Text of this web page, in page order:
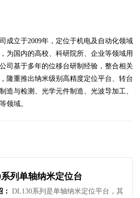
成立于2009年，定位于机电及自动化领域
为国内的高校、科研院所、企业等领域用
司基于多年的位移台研制经验，整合相关
隆重推出纳米级别高精度定位平台、转台
造与检测、光学元件制造、光波导加工、
领域。
列单轴纳米定位台
DL130系列是单轴纳米定位平台，其